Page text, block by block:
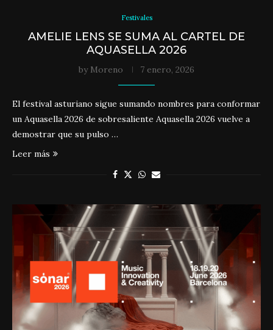
Festivales
AMELIE LENS SE SUMA AL CARTEL DE
AQUASELLA 2026
by Moreno 7 enero, 2026
El festival asturiano sigue sumando nombres para conformar
un Aquasella 2026 de sobresaliente Aquasella 2026 vuelve a
demostrar que su pulso …
Leer más